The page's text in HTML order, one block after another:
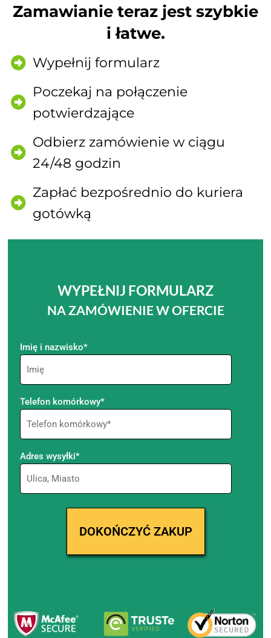
Zamawianie teraz jest szybkie
i łatwe.
Wypełnij formularz
Poczekaj na połączenie
potwierdzające
Odbierz zamówienie w ciągu
24/48 godzin
Zapłać bezpośrednio do kuriera
gotówką
WYPEŁNIJ FORMULARZ
NA ZAMÓWIENIE W OFERCIE
Imię i nazwisko*
Telefon komórkowy*
Adres wysyłki*